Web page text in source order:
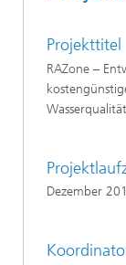
Projekttitel
RAZone –
Dezember